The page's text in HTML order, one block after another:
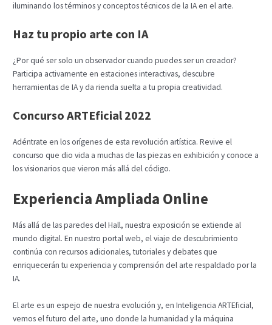
iluminando los términos y conceptos técnicos de la IA en el arte.
Haz tu propio arte con IA
¿Por qué ser solo un observador cuando puedes ser un creador?
Participa activamente en estaciones interactivas, descubre
herramientas de IA y da rienda suelta a tu propia creatividad.
Concurso ARTEficial 2022
Adéntrate en los orígenes de esta revolución artística. Revive el
concurso que dio vida a muchas de las piezas en exhibición y conoce a
los visionarios que vieron más allá del código.
Experiencia Ampliada Online
Más allá de las paredes del Hall, nuestra exposición se extiende al
mundo digital. En nuestro portal web, el viaje de descubrimiento
continúa con recursos adicionales, tutoriales y debates que
enriquecerán tu experiencia y comprensión del arte respaldado por la
IA.
El arte es un espejo de nuestra evolución y, en Inteligencia ARTEficial,
vemos el futuro del arte, uno donde la humanidad y la máquina